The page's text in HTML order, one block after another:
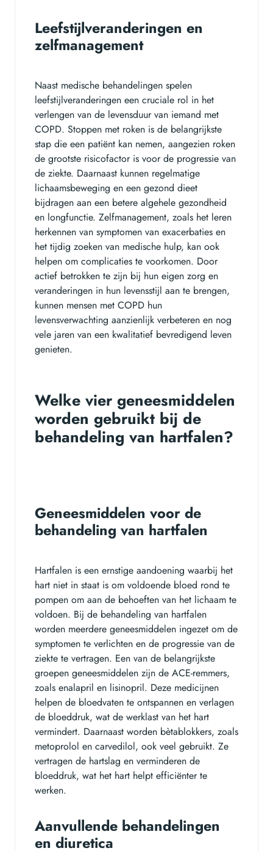
Leefstijlveranderingen en
zelfmanagement
Naast medische behandelingen spelen
leefstijlveranderingen een cruciale rol in het
verlengen van de levensduur van iemand met
COPD. Stoppen met roken is de belangrijkste
stap die een patiënt kan nemen, aangezien roken
de grootste risicofactor is voor de progressie van
de ziekte. Daarnaast kunnen regelmatige
lichaamsbeweging en een gezond dieet
bijdragen aan een betere algehele gezondheid
en longfunctie. Zelfmanagement, zoals het leren
herkennen van symptomen van exacerbaties en
het tijdig zoeken van medische hulp, kan ook
helpen om complicaties te voorkomen. Door
actief betrokken te zijn bij hun eigen zorg en
veranderingen in hun levensstijl aan te brengen,
kunnen mensen met COPD hun
levensverwachting aanzienlijk verbeteren en nog
vele jaren van een kwalitatief bevredigend leven
genieten.
Welke vier geneesmiddelen
worden gebruikt bij de
behandeling van hartfalen?
Geneesmiddelen voor de
behandeling van hartfalen
Hartfalen is een ernstige aandoening waarbij het
hart niet in staat is om voldoende bloed rond te
pompen om aan de behoeften van het lichaam te
voldoen. Bij de behandeling van hartfalen
worden meerdere geneesmiddelen ingezet om de
symptomen te verlichten en de progressie van de
ziekte te vertragen. Een van de belangrijkste
groepen geneesmiddelen zijn de ACE-remmers,
zoals enalapril en lisinopril. Deze medicijnen
helpen de bloedvaten te ontspannen en verlagen
de bloeddruk, wat de werklast van het hart
vermindert. Daarnaast worden bètablokkers, zoals
metoprolol en carvedilol, ook veel gebruikt. Ze
vertragen de hartslag en verminderen de
bloeddruk, wat het hart helpt efficiënter te
werken.
Aanvullende behandelingen
en diuretica